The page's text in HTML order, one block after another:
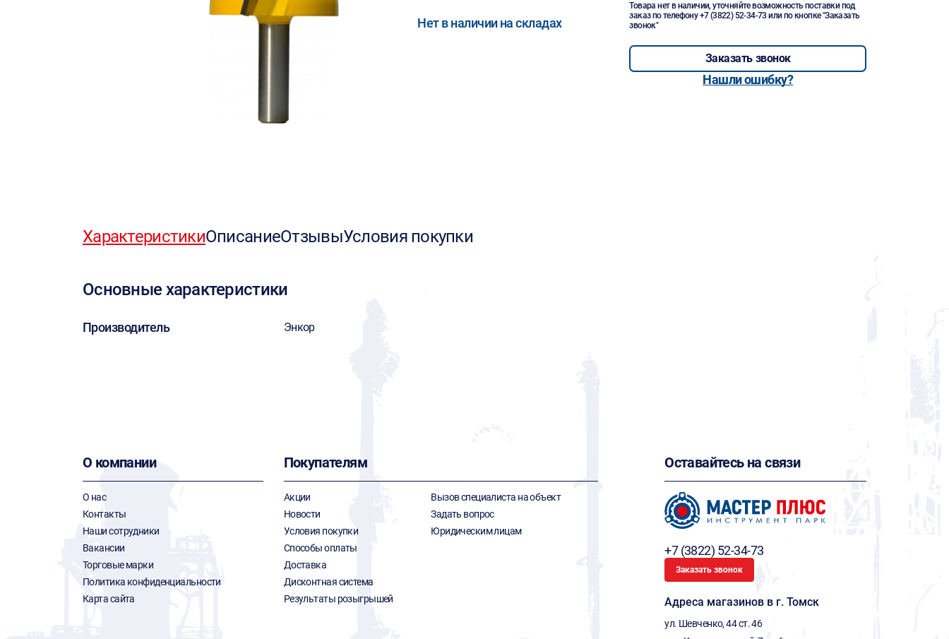
Нет в наличии на складах
Товара нет в наличии, уточняйте возможность поставки под
заказ по телефону+7 (3822) 52-34-73 или по кнопке "Заказать
звонок"
Заказать звонок
Нашли ошибку?
ХарактеристикиОписаниеОтзывыУсловия покупки
Основные характеристики
Производитель Энкор
О компании
О нас
Контакты
Наши сотрудники
Вакансии
Торговые марки
Политика конфиденциальности
Карта сайта
Покупателям
Акции
Новости
Условия покупки
Способы оплаты
Доставка
Дисконтная система
Результаты розыгрышей
Вызов специалиста на объект
Задать вопрос
Юридическим лицам
Оставайтесь на связи
+7 (3822) 52-34-73
Заказать звонок
Адреса магазинов в г. Томск
ул. Шевченко, 44 ст. 46